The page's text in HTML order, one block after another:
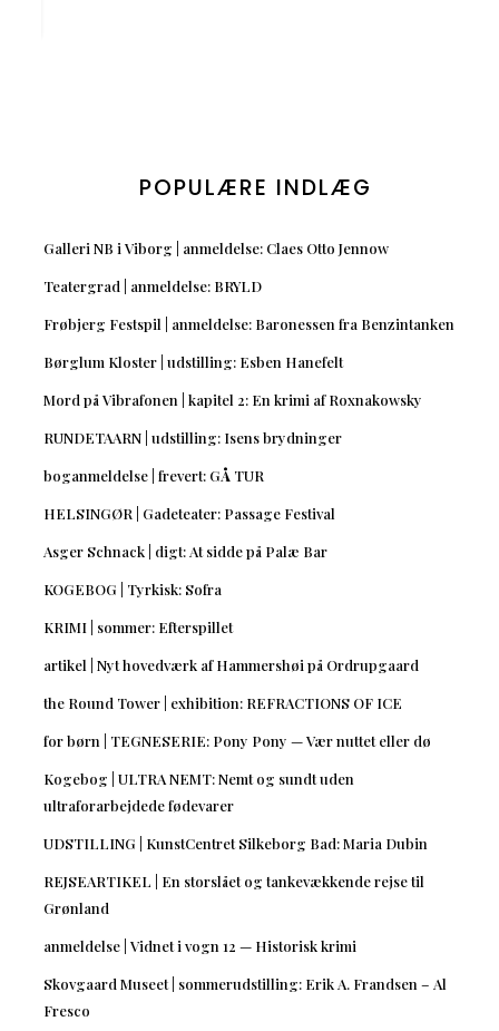
POPULÆRE INDLÆG
Galleri NB i Viborg | anmeldelse: Claes Otto Jennow
Teatergrad | anmeldelse: BRYLD
Frøbjerg Festspil | anmeldelse: Baronessen fra Benzintanken
Børglum Kloster | udstilling: Esben Hanefelt
Mord på Vibrafonen | kapitel 2: En krimi af Roxnakowsky
RUNDETAARN | udstilling: Isens brydninger
boganmeldelse | frevert: GÅ TUR
HELSINGØR | Gadeteater: Passage Festival
Asger Schnack | digt: At sidde på Palæ Bar
KOGEBOG | Tyrkisk: Sofra
KRIMI | sommer: Efterspillet
artikel | Nyt hovedværk af Hammershøi på Ordrupgaard
the Round Tower | exhibition: REFRACTIONS OF ICE
for børn | TEGNESERIE: Pony Pony — Vær nuttet eller dø
Kogebog | ULTRA NEMT: Nemt og sundt uden
ultraforarbejdede fødevarer
UDSTILLING | KunstCentret Silkeborg Bad: Maria Dubin
REJSEARTIKEL | En storslået og tankevækkende rejse til
Grønland
anmeldelse | Vidnet i vogn 12 — Historisk krimi
Skovgaard Museet | sommerudstilling: Erik A. Frandsen – Al
Fresco